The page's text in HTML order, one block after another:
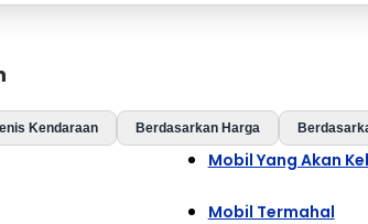
Kendaraan Berdasarkan Harga
Mobil Yang Akan
Mobil Termahal